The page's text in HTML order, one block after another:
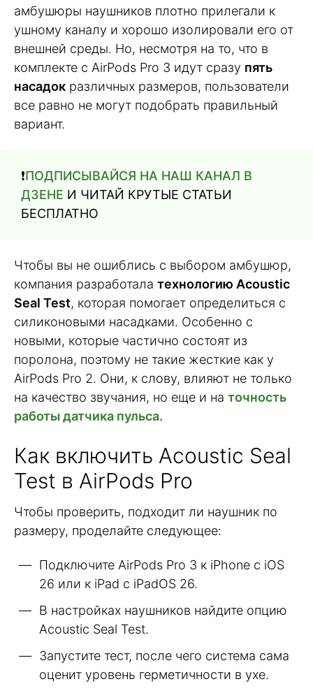
амбушюры наушников плотно прилегали к
ушному каналу и хорошо изолировали его от
внешней среды. Но, несмотря на то, что в
комплекте с AirPods Pro 3 идут сразу пять
насадок различных размеров, пользователи
все равно не могут подобрать правильный
вариант.
❗️ПОДПИСЫВАЙСЯ НА НАШ КАНАЛ В
ДЗЕНЕ И ЧИТАЙ КРУТЫЕ СТАТЬИ
БЕСПЛАТНО
Чтобы вы не ошиблись с выбором амбушюр,
компания разработала технологию Acoustic
Seal Test, которая помогает определиться с
силиконовыми насадками. Особенно с
новыми, которые частично состоят из
поролона, поэтому не такие жесткие как у
AirPods Pro 2. Они, к слову, влияют не только
на качество звучания, но еще и на точность
работы датчика пульса.
Как включить Acoustic Seal
Test в AirPods Pro
Чтобы проверить, подходит ли наушник по
размеру, проделайте следующее:
Подключите AirPods Pro 3 к iPhone с iOS
26 или к iPad с iPadOS 26.
В настройках наушников найдите опцию
Acoustic Seal Test.
Запустите тест, после чего система сама
оценит уровень герметичности в ухе.